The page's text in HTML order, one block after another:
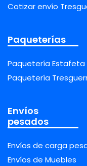
Cotizar envío
Paqueterías
Paquetería Estafeta
Paquetería
Envíos
pesados
Envíos de carga
Envíos de Muebles